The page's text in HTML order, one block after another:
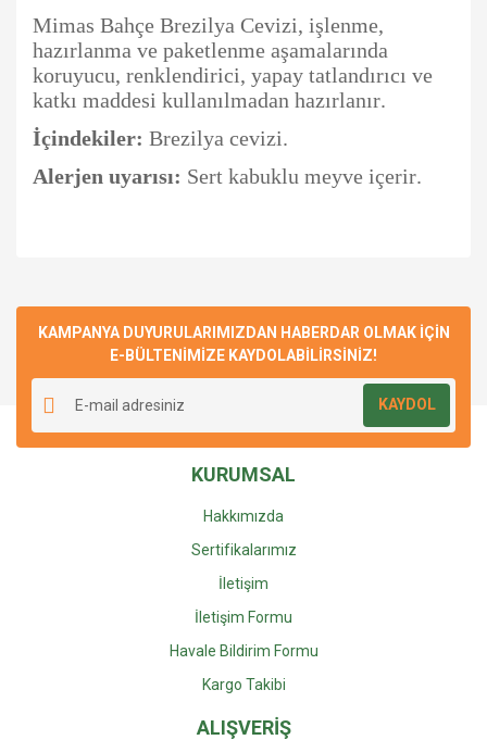
Mimas Bahçe Brezilya Cevizi, işlenme,
hazırlanma ve paketlenme aşamalarında
koruyucu, renklendirici, yapay tatlandırıcı ve
katkı maddesi kullanılmadan hazırlanır.
İçindekiler: Brezilya cevizi.
Alerjen uyarısı: Sert kabuklu meyve içerir.
Yorum Yaz
kullanarak tarafımıza iletebilirsiniz.
Görüş ve önerileriniz için teşekkür ederiz.
Ürün resmi kalitesiz, bozuk veya görüntülenemiyor.
Ürün açıklamasında eksik bilgiler bulunuyor.
Ürün fiyatı diğer sitelerden daha pahalı.
Gönder
KAMPANYA DUYURULARIMIZDAN HABERDAR OLMAK İÇİN
E-BÜLTENİMİZE KAYDOLABİLİRSİNİZ!
KAYDOL
KURUMSAL
Hakkımızda
Sertifikalarımız
İletişim
İletişim Formu
Havale Bildirim Formu
Kargo Takibi
ALIŞVERİŞ